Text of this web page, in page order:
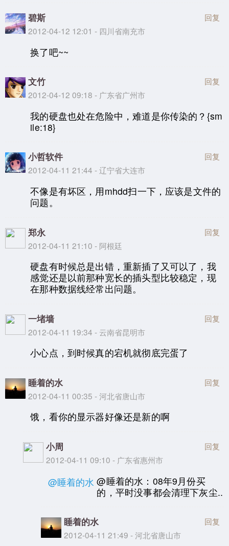
碧斯
2012-04-12 12:01 - 四川省南充市
回复
换了吧~~
文竹
2012-04-12 09:18 - 广东省广州市
回复
我的硬盘也处在危险中，难道是你传染的？{sm
ile:18}
小哲软件
2012-04-11 21:44 - 辽宁省大连市
回复
不像是有坏区，用mhdd扫一下，应该是文件的
问题。
郑永
2012-04-11 21:10 - 阿根廷
回复
硬盘有时候总是出错，重新插了又可以了，我
感觉还是以前那种宽长的插头型比较稳定，现
在那种数据线经常出问题。
一堵墙
2012-04-11 19:34 - 云南省昆明市
回复
小心点，到时候真的宕机就彻底完蛋了
睡着的水
2012-04-11 00:35 - 河北省唐山市
回复
饿，看你的显示器好像还是新的啊
小周
2012-04-11 09:10 - 广东省惠州市
回复
@睡着的水 @睡着的水：08年9月份买
的，平时没事都会清理下灰尘..
睡着的水
2012-04-11 21:49 - 河北省唐山市
回复